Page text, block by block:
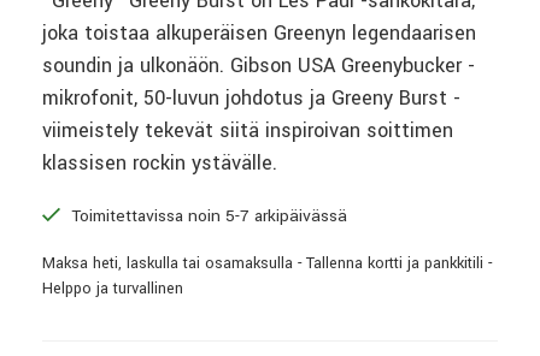
joka toistaa alkuperäisen Greenyn legendaarisen
soundin ja ulkonäön. Gibson USA Greenybucker -
mikrofonit, 50-luvun johdotus ja Greeny Burst -
viimeistely tekevät siitä inspiroivan soittimen
klassisen rockin ystävälle.
Toimitettavissa noin 5-7 arkipäivässä
Maksa heti, laskulla tai osamaksulla - Tallenna kortti ja pankkitili -
Helppo ja turvallinen